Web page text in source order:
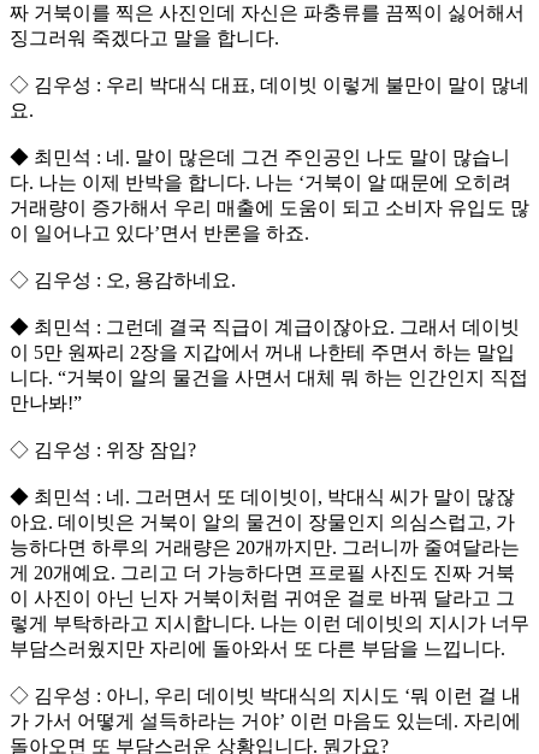
짜 거북이를 찍은 사진인데 자신은 파충류를 끔찍이 싫어해서
징그러워 죽겠다고 말을 합니다.
◇ 김우성 : 우리 박대식 대표, 데이빗 이렇게 불만이 말이 많네
요.
◆ 최민석 : 네. 말이 많은데 그건 주인공인 나도 말이 많습니
다. 나는 이제 반박을 합니다. 나는 ‘거북이 알 때문에 오히려
거래량이 증가해서 우리 매출에 도움이 되고 소비자 유입도 많
이 일어나고 있다’면서 반론을 하죠.
◇ 김우성 : 오, 용감하네요.
◆ 최민석 : 그런데 결국 직급이 계급이잖아요. 그래서 데이빗
이 5만 원짜리 2장을 지갑에서 꺼내 나한테 주면서 하는 말입
니다. “거북이 알의 물건을 사면서 대체 뭐 하는 인간인지 직접
만나봐!”
◇ 김우성 : 위장 잠입?
◆ 최민석 : 네. 그러면서 또 데이빗이, 박대식 씨가 말이 많잖
아요. 데이빗은 거북이 알의 물건이 장물인지 의심스럽고, 가
능하다면 하루의 거래량은 20개까지만. 그러니까 줄여달라는
게 20개예요. 그리고 더 가능하다면 프로필 사진도 진짜 거북
이 사진이 아닌 닌자 거북이처럼 귀여운 걸로 바꿔 달라고 그
렇게 부탁하라고 지시합니다. 나는 이런 데이빗의 지시가 너무
부담스러웠지만 자리에 돌아와서 또 다른 부담을 느낍니다.
◇ 김우성 : 아니, 우리 데이빗 박대식의 지시도 ‘뭐 이런 걸 내
가 가서 어떻게 설득하라는 거야’ 이런 마음도 있는데. 자리에
돌아오면 또 부담스러운 상황입니다. 뭔가요?